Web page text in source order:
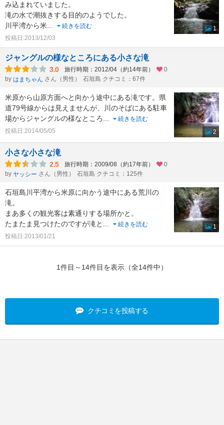
み込まれていました。
滝の水で潮抜きする目的のようでした。
川平湾から米...
続きを読む
投稿日:2013/12/03
1
ジャングルの様なところにある小さな滝
3.0 旅行時期：2012/04（約14年前）
0
by はまちゃん さん（男性） 石垣島 クチコミ：67件
米原から山原方面へと向かう途中にある滝です。県
道79号線からは見えませんが、川のそばにある駐車
場からジャングルの様なところ...
続きを読む
投稿日:2014/05/05
2
小さな小さな滝
2.5 旅行時期：2009/08（約17年前）
0
by ヤッシー さん（男性） 石垣島 クチコミ：125件
石垣島川平湾から米原に向かう途中にある荒川の
滝。
まあ多くの観光客は素通りする場所かと。
たまたま見つけたのですが滝と ...
続きを読む
投稿日:2013/01/21
1
1件目～14件目を表示（全14件中）
クチコミを投稿する